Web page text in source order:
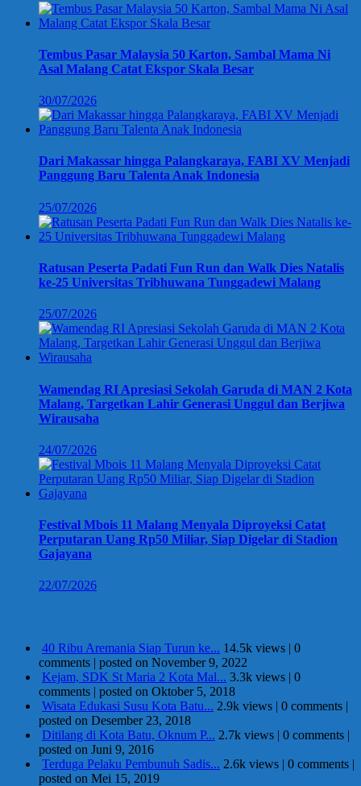
Tembus Pasar Malaysia 50 Karton, Sambal Mama Ni
Asal Malang Catat Ekspor Skala Besar
30/07/2026
Dari Makassar hingga Palangkaraya, FABI XV Menjadi
Panggung Baru Talenta Anak Indonesia
25/07/2026
Ratusan Peserta Padati Fun Run dan Walk Dies Natalis
ke-25 Universitas Tribhuwana Tunggadewi Malang
25/07/2026
Wamendag RI Apresiasi Sekolah Garuda di MAN 2 Kota
Malang, Targetkan Lahir Generasi Unggul dan Berjiwa
Wirausaha
24/07/2026
Festival Mbois 11 Malang Menyala Diproyeksi Catat
Perputaran Uang Rp50 Miliar, Siap Digelar di Stadion
Gajayana
22/07/2026
40 Ribu Aremania Siap Turun ke... 14.5k views | 0
comments | posted on November 9, 2022
Kejam, SDK St Maria 2 Kota Mal... 3.3k views | 0
comments | posted on Oktober 5, 2018
Wisata Edukasi Susu Kota Batu... 2.9k views | 0 comments |
posted on Desember 23, 2018
Ditilang di Kota Batu, Oknum P... 2.7k views | 0 comments |
posted on Juni 9, 2016
Terduga Pelaku Pembunuh Sadis... 2.6k views | 0 comments |
posted on Mei 15, 2019